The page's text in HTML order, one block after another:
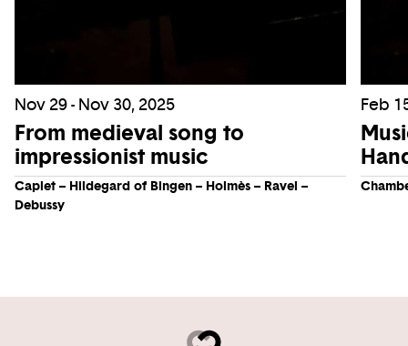
Nov 29 - Nov 30, 2025
From medieval song to
impressionist music
Caplet – Hildegard of Bingen – Holmès – Ravel –
Debussy
Feb